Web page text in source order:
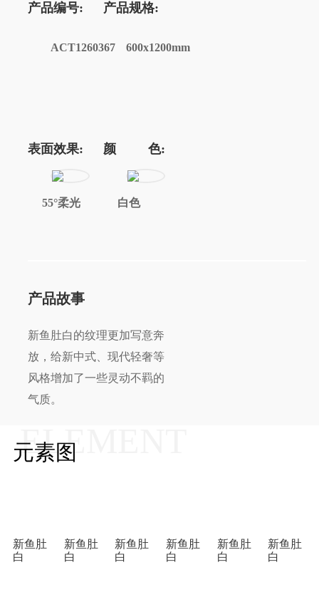
产品编号:
ACT1260367
产品规格:
600x1200mm
表面效果:
55°柔光
颜 色:
白色
产品故事
新鱼肚白的纹理更加写意奔
放，给新中式、现代轻奢等
风格增加了一些灵动不羁的
气质。
元素图
ELEMENT
新鱼肚
白
新鱼肚
白
新鱼肚
白
新鱼肚
白
新鱼肚
白
新鱼肚
白